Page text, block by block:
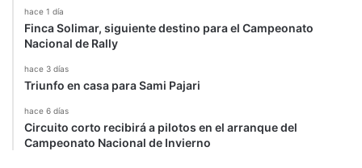
hace 1 día
Finca Solimar, siguiente destino para el Campeonato
Nacional de Rally
hace 3 días
Triunfo en casa para Sami Pajari
hace 6 días
Circuito corto recibirá a pilotos en el arranque del
Campeonato Nacional de Invierno